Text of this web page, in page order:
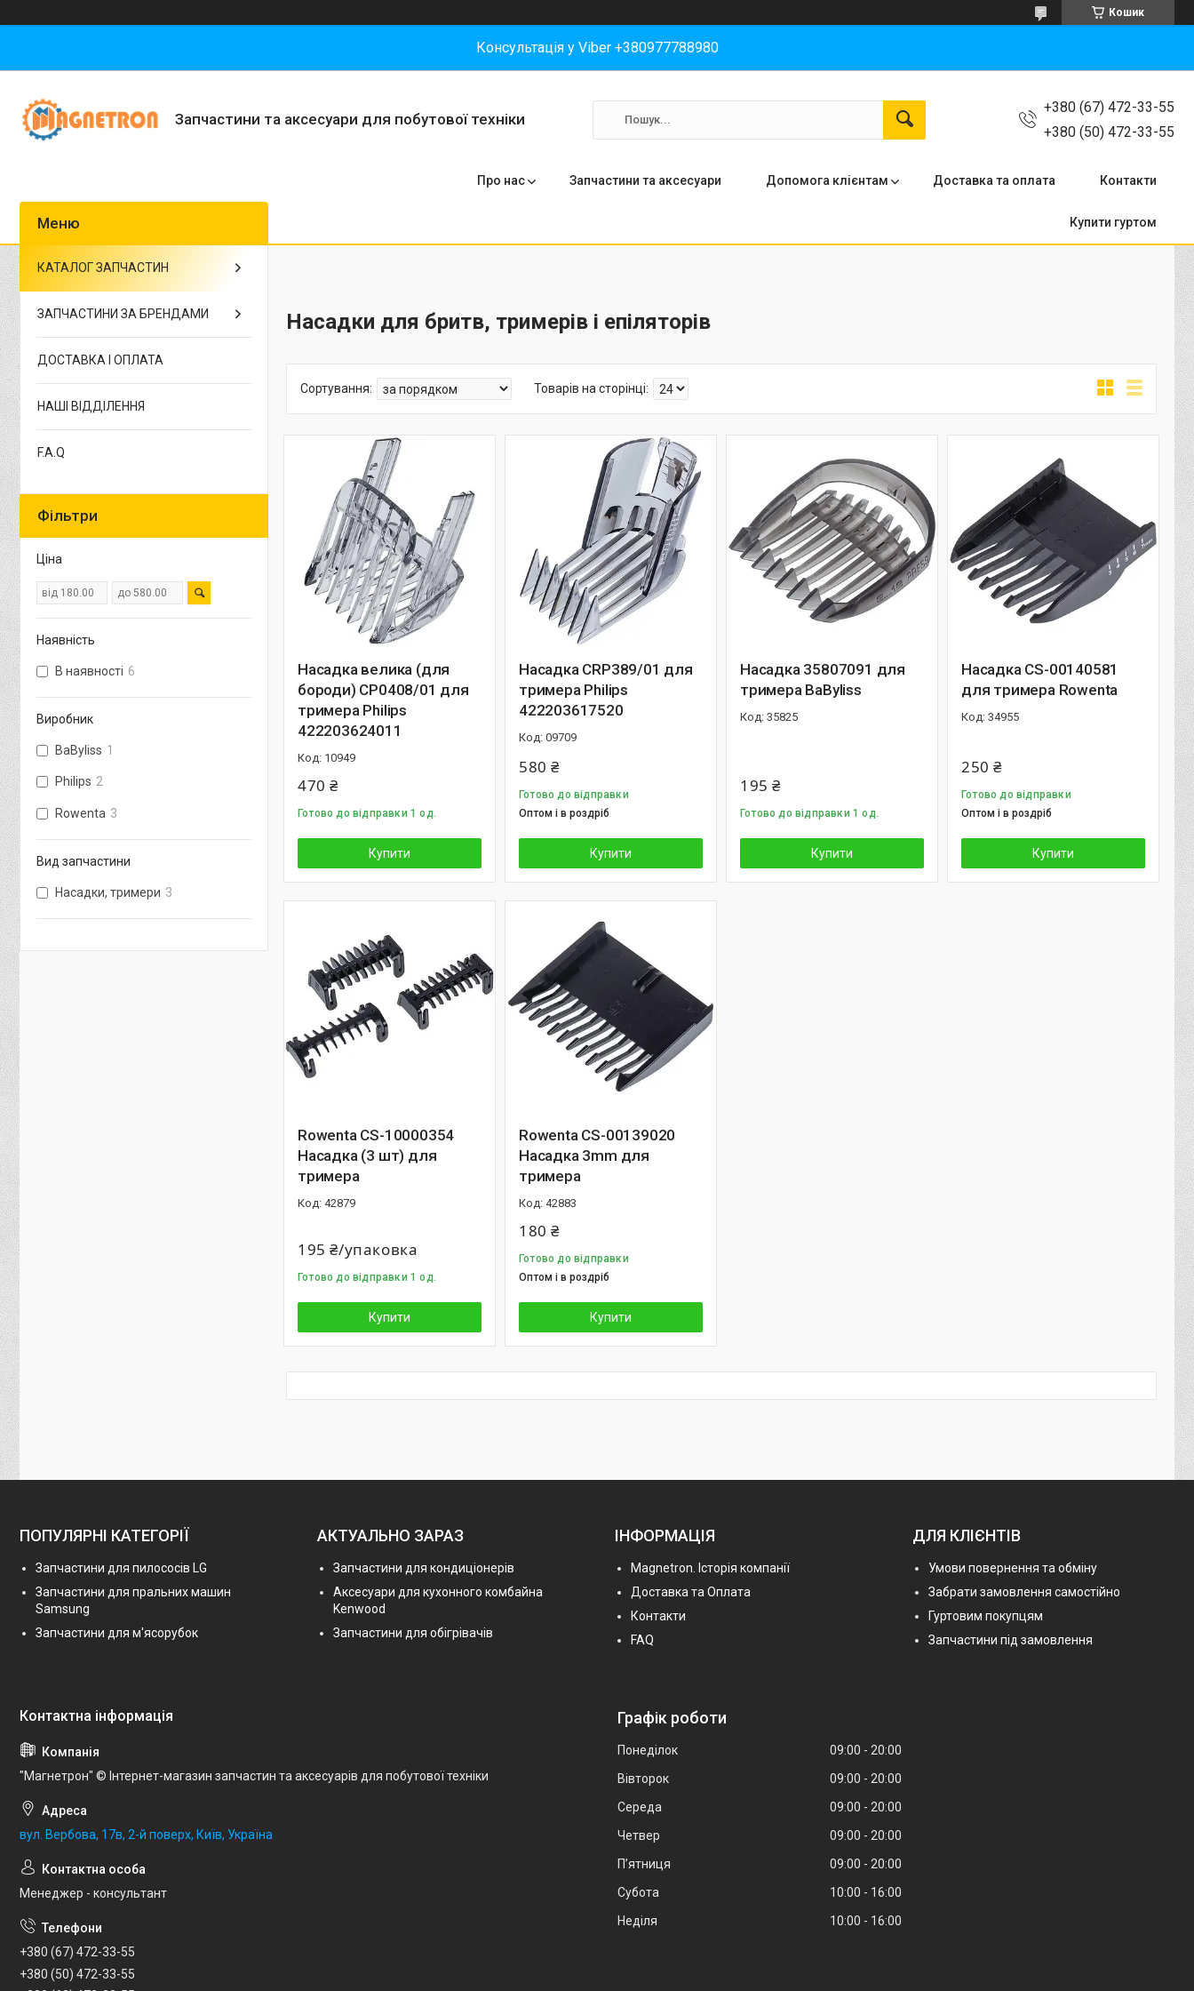
Кошик
Консультація у Viber +380977788980
Запчастини та аксесуари для побутової техніки
+380 (67) 472-33-55
+380 (50) 472-33-55
Про нас Запчастини та аксесуари Допомога клієнтам Доставка та оплата Контакти
Купити гуртом
Насадки для бритв, тримерів і епіляторів
Насадка велика (для
бороди) CP0408/01 для
тримера Philips
422203624011
10949
470 ₴
Готово до відправки 1 од.
Купити
Насадка CRP389/01 для
тримера Philips
422203617520
09709
580 ₴
Готово до відправки
Оптом і в роздріб
Купити
Насадка 35807091 для
тримера BaByliss
35825
195 ₴
Готово до відправки 1 од.
Купити
Насадка CS-00140581
для тримера Rowenta
34955
250 ₴
Готово до відправки
Оптом і в роздріб
Купити
Rowenta CS-10000354
Насадка (3 шт) для
тримера
42879
195 ₴/упаковка
Готово до відправки 1 од.
Купити
Rowenta CS-00139020
Насадка 3mm для
тримера
42883
180 ₴
Готово до відправки
Оптом і в роздріб
Купити
КАТАЛОГ ЗАПЧАСТИН
ЗАПЧАСТИНИ ЗА БРЕНДАМИ
ДОСТАВКА І ОПЛАТА
НАШІ ВІДДІЛЕННЯ
F.A.Q
Фільтри
Ціна
Наявність
В наявності 6
Виробник
BaByliss 1
Philips 2
Rowenta 3
Вид запчастини
Насадки, тримери 3
ПОПУЛЯРНІ КАТЕГОРІЇ
Запчастини для пилососів LG
Запчастини для пральних машин
Samsung
Запчастини для м'ясорубок
АКТУАЛЬНО ЗАРАЗ
Запчастини для кондиціонерів
Аксесуари для кухонного комбайна
Kenwood
Запчастини для обігрівачів
ІНФОРМАЦІЯ
Magnetron. Історія компанії
Доставка та Оплата
Контакти
FAQ
ДЛЯ КЛІЄНТІВ
Умови повернення та обміну
Забрати замовлення самостійно
Гуртовим покупцям
Запчастини під замовлення
"Магнетрон" © Інтернет-магазин запчастин та аксесуарів для побутової техніки
вул. Вербова, 17в, 2-й поверх, Київ, Україна
Менеджер - консультант
+380 (67) 472-33-55
+380 (50) 472-33-55
Графік роботи
Понеділок 09:00
20:00
Вівторок
09:00
20:00
Середа
09:00
20:00
Четвер
09:00
20:00
Пʼятниця
09:00
20:00
Субота
10:00
16:00
Неділя
10:00 16:00